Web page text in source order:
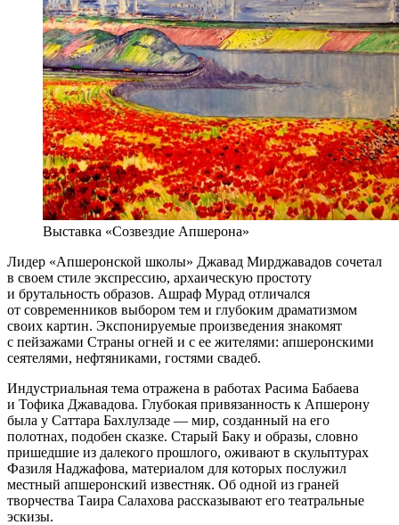
Выставка «Созвездие Апшерона»
Лидер «Апшеронской школы» Джавад Мирджавадов сочетал
в своем стиле экспрессию, архаическую простоту
и брутальность образов. Ашраф Мурад отличался
от современников выбором тем и глубоким драматизмом
своих картин. Экспонируемые произведения знакомят
с пейзажами Страны огней и с ее жителями: апшеронскими
сеятелями, нефтяниками, гостями свадеб.
Индустриальная тема отражена в работах Расима Бабаева
и Тофика Джавадова. Глубокая привязанность к Апшерону
была у Саттара Бахлулзаде — мир, созданный на его
полотнах, подобен сказке. Старый Баку и образы, словно
пришедшие из далекого прошлого, оживают в скульптурах
Фазиля Наджафова, материалом для которых послужил
местный апшеронский известняк. Об одной из граней
творчества Таира Салахова рассказывают его театральные
эскизы.